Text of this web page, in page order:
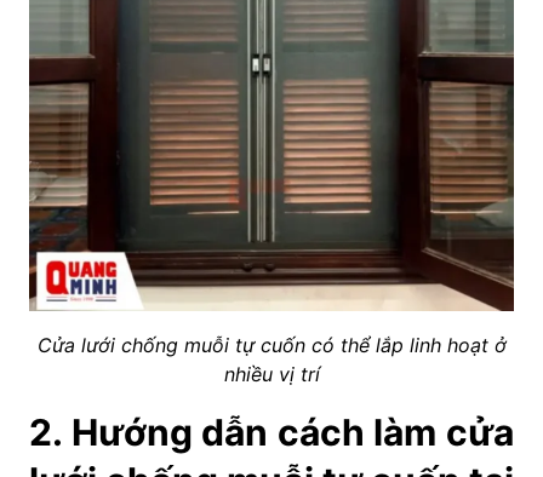
Cửa lưới chống muỗi tự cuốn có thể lắp linh hoạt ở
nhiều vị trí
2. Hướng dẫn cách làm cửa